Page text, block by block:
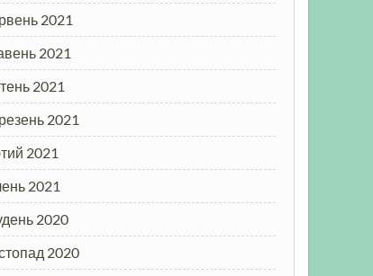
2021
2021
2021
2021
2021
2021
2020
2020